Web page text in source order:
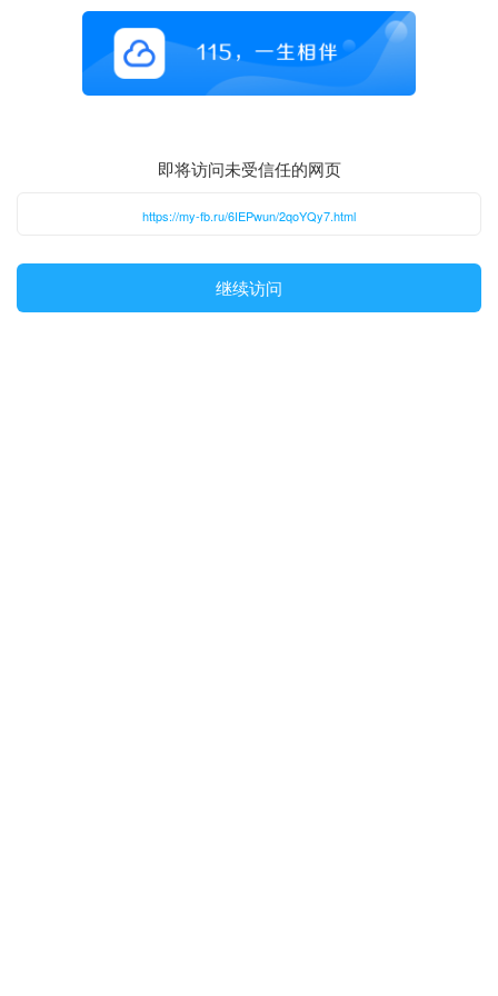
即将访问未受信任的网页
https://my-fb.ru/6IEPwun/2qoYQy7.html
继续访问